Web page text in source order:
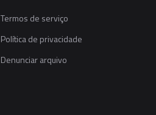
Termos de serviço
Política de privacidade
Denunciar arquivo